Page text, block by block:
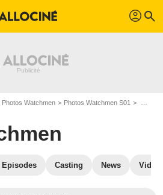
profil search
Photos Watchmen Photos Watchmen S01
Casting News